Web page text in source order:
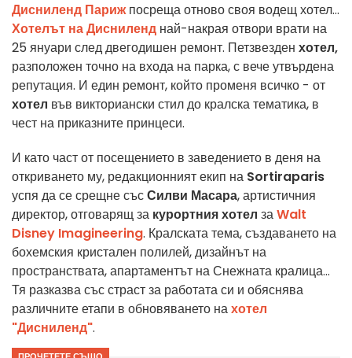
Дисниленд Парижпосреща отново своя водещ хотел...
Хотелът на Дисниленд най-накрая отвори врати на
25 януари след двегодишен ремонт. Петзвезден хотел,
разположен точно на входа на парка, с вече утвърдена
репутация. И един ремонт, който променя всичко - от
хотел във викториански стил до кралска тематика, в
чест на приказните принцеси.
И като част от посещението в заведението в деня на
откриването му, редакционният екип на Sortiraparis
успя да се срещне съсСилви Масара, артистичния
директор, отговарящ за курортния хотел заWalt
Disney Imagineering. Кралската тема, създаването на
бохемския кристален полилей, дизайнът на
пространствата, апартаментът на Снежната кралица...
Тя разказва със страст за работата си и обяснява
различните етапи в обновяването нахотел
"Дисниленд".